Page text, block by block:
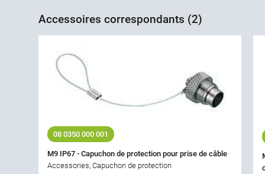
Accessoires correspondants (2)
08 0350 000 001
M9 IP67 - Capuchon de protection pour prise de câble
Accessories, Capuchon de protection